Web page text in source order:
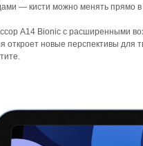
— кисти можно менять прямо
A14 Bionic с расширенными
откроет новые перспективы для